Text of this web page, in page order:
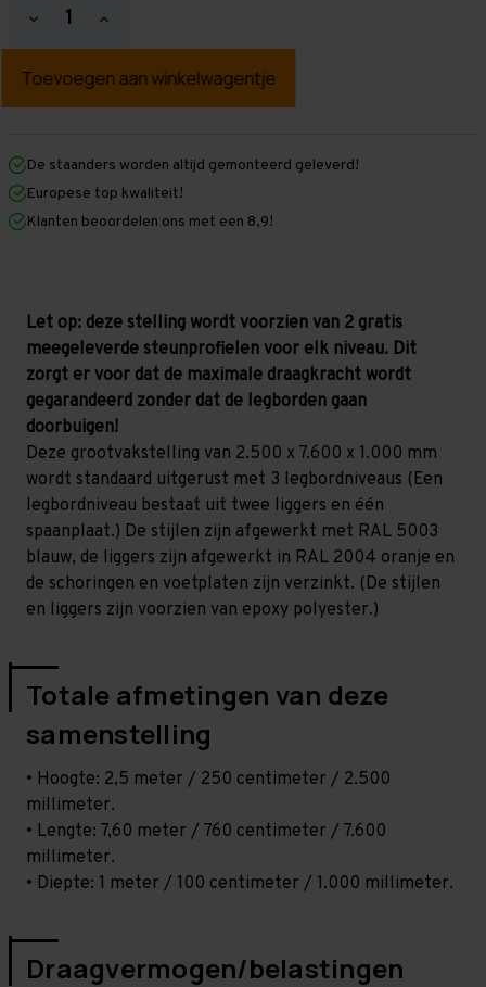
Hoeveelheid
verlagen
Grootvakstelling
mm
mm
x
1.000
mm
Hoeveelheid
verhogen
Grootvakstelling
mm
mm
1.000
mm
De staanders worden altijd gemonteerd geleverd!
Europese top kwaliteit!
Klanten beoordelen ons met een 8,9!
Let op: deze stelling wordt voorzien van 2 gratis
meegeleverde steunprofielen voor elk niveau. Dit
zorgt er voor dat de maximale draagkracht wordt
gegarandeerd zonder dat de legborden gaan
doorbuigen!
Deze grootvakstelling van 2.500 x 7.600 x 1.000 mm
wordt standaard uitgerust met 3 legbordniveaus (Een
legbordniveau bestaat uit twee liggers en één
spaanplaat.) De stijlen zijn afgewerkt met RAL 5003
blauw, de liggers zijn afgewerkt in RAL 2004 oranje en
de schoringen en voetplaten zijn verzinkt. (De stijlen
en liggers zijn voorzien van epoxy polyester.)
Totale afmetingen van deze
samenstelling
• Hoogte: 2,5 meter / 250 centimeter / 2.500
millimeter.
• Lengte: 7,60 meter / 760 centimeter / 7.600
millimeter.
• Diepte: 1 meter / 100 centimeter / 1.000 millimeter.
Draagvermogen/belastingen